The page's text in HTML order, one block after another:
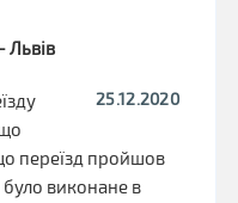
Львів
25.12.2020
переїзд пройшов
було виконане в